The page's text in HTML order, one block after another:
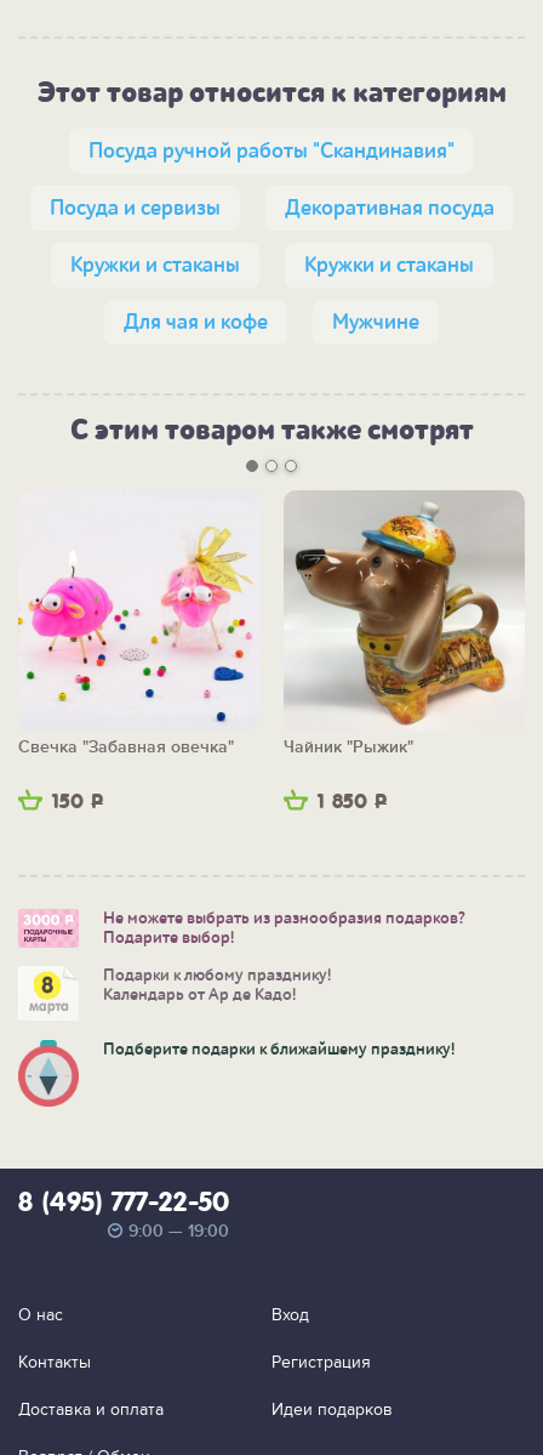
Этот товар относится к категориям
Посуда ручной работы "Скандинавия"
Посуда и сервизы Декоративная посуда
Кружки и стаканы Кружки и стаканы
Для чая и кофе Мужчине
С этим товаром также смотрят
150 Р
Свечка "Забавная овечка"
1 850 Р
Чайник "Рыжик"
Не можете выбрать из разнообразия подарков?
Подарите выбор!
Подарки к любому празднику!
Календарь от Ар де Кадо!
Подберите подарки к ближайшему празднику!
8 (495) 777-22-50
9:00 — 19:00
О нас
Контакты
Доставка и оплата
Вход
Регистрация
Идеи подарков